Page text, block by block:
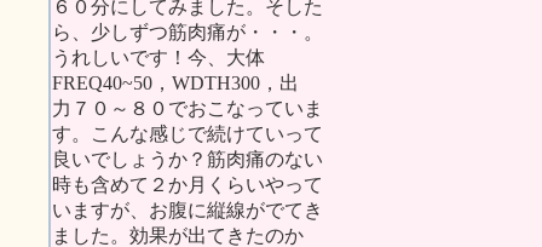
６０分にしてみました。そした
ら、少しずつ筋肉痛が・・・。
うれしいです！今、大体
FREQ40~50，WDTH300，出
力７０～８０でおこなっていま
す。こんな感じで続けていって
良いでしょうか？筋肉痛のない
時も含めて２か月くらいやって
いますが、お腹に縦線がでてき
ました。効果が出てきたのか